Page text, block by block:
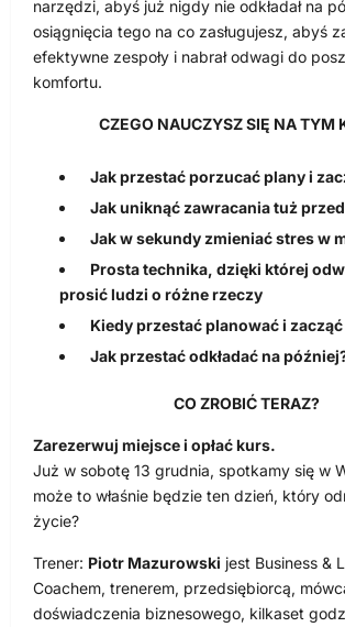
narzędzi, abyś już nigdy nie odkładał na
osiągnięcia tego na co zasługujesz, abyś
efektywne zespoły i nabrał odwagi do
komfortu.
CZEGO NAUCZYSZ SIĘ NA TYM
Jak przestać porzucać plany i
Jak uniknąć zawracania tuż
Jak w sekundy zmieniać stres w
Prosta technika, dzięki której
prosić ludzi o różne rzeczy
Kiedy przestać planować i zacząć
Jak przestać odkładać na
CO ZROBIĆ TERAZ?
Zarezerwuj miejsce i opłać kurs.
Już w sobotę 13 grudnia, spotkamy się w
może to właśnie będzie ten dzień, który
życie?
Trener: Piotr Mazurowski jest Business &
Coachem, trenerem, przedsiębiorcą,
doświadczenia biznesowego, kilkaset